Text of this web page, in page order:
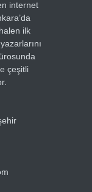
internet
ilk
çeşitli